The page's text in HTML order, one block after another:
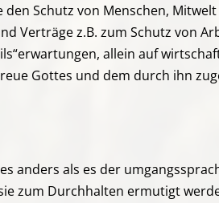
Schutz von Menschen,
Verträge z.B. zum Schutz von
allein auf
Gottes und dem durch ihn
anders als es der
zum Durchhalten ermutigt